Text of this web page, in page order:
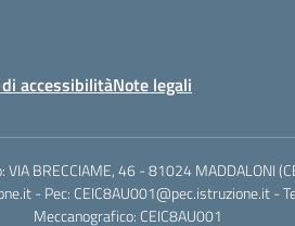
accessibilitàNote legali
VIA BRECCIAME, 46 - 81024 MADDALONI
- Pec: CEIC8AU001@pec.istruzione.it -
Meccanografico: CEIC8AU001